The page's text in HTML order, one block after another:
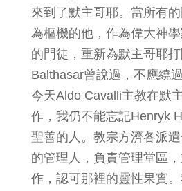
來到了默主哥耶。當所有
為樞機的他，作為偉大神
的門徒，重新為默主哥耶
Balthasar曾說過，不應繞
今天Aldo Cavalli主教在默
作，我仍不能忘記Henryk
聖善的人。教宗方濟各派
的管理人，負責管理堂區
作，認可那裡的靈性果實